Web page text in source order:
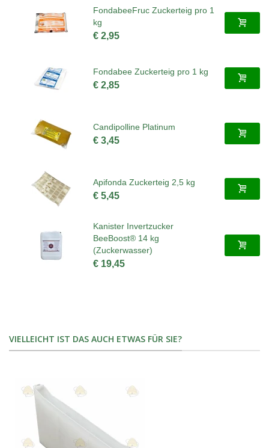
FondabeeFruc Zuckerteig pro 1
kg
€ 2,95
Fondabee Zuckerteig pro 1 kg
€ 2,85
Candipolline Platinum
€ 3,45
Apifonda Zuckerteig 2,5 kg
€ 5,45
Kanister Invertzucker
BeeBoost® 14 kg
(Zuckerwasser)
€ 19,45
VIELLEICHT IST DAS AUCH ETWAS FÜR SIE?